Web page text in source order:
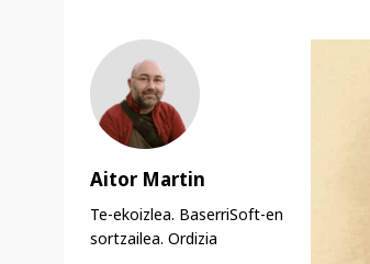
Aitor Martin
Te-ekoizlea. BaserriSoft-en
sortzailea. Ordizia